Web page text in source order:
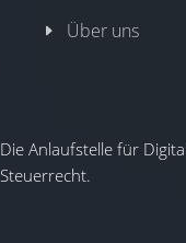
Über uns
Die Anlaufstelle für
Steuerrecht.